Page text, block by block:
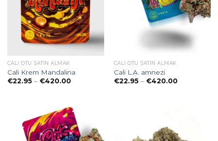
CALI OTU SATIN ALMAK
Cali Krem Mandalina
€22.95 – €420.00Preisspanne:
CALI OTU SATIN ALMAK
Cali L.A. amnezi
€22.95 – €420.00